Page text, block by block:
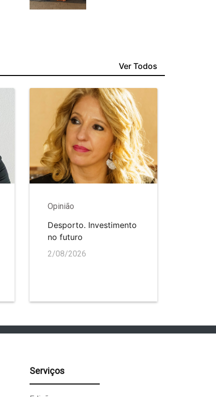
Ver Todos
Opinião
Desporto. Investimento
no futuro
2/08/2026
Serviços